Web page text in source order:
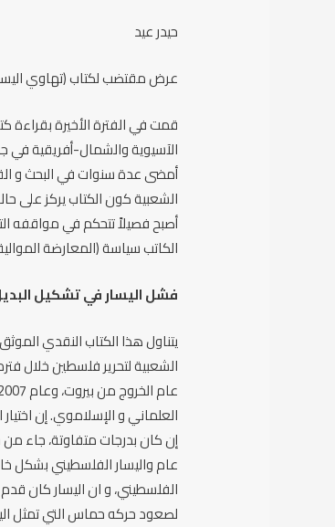
حيدر عيد
عرض مقتضب لكتاب(تهاوي
قمت في الفترة الأخيرة بقراءة
الآسيوية والشمال-أفريقية في
أمضى عدة سنوات في البحث و
الشعبية كون الكتاب يركز على
أصبح فصيلاً تتحكم في مواقفه
الكاتب سياسة (المعارضة
فشل اليسار في تشكيل
يتناول هذا الكتاب النقدي
العلماني و الإسلاموي. إن اختيار
إن كان بدرجات متفاوتة، جاء
عام واليسار الفلسطيني بشكل
الفلسطيني، و ان اليسار كان
لصعود حركه حماس التي تمثل